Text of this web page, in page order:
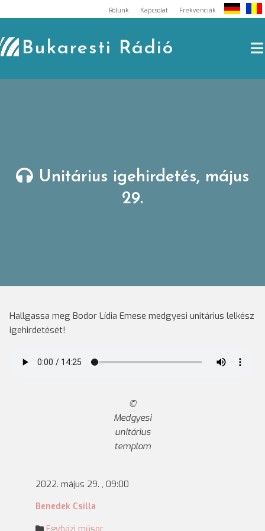
to
content
Rólunk Kapcsolat Frekvenciák
Bukaresti Rádió
Unitárius igehirdetés, május
29.
Hallgassa meg Bodor Lídia Emese medgyesi unitárius lelkész
igehirdetését!
Medgyesi
unitárius
templom
2022. május 29. , 09:00
Benedek Csilla